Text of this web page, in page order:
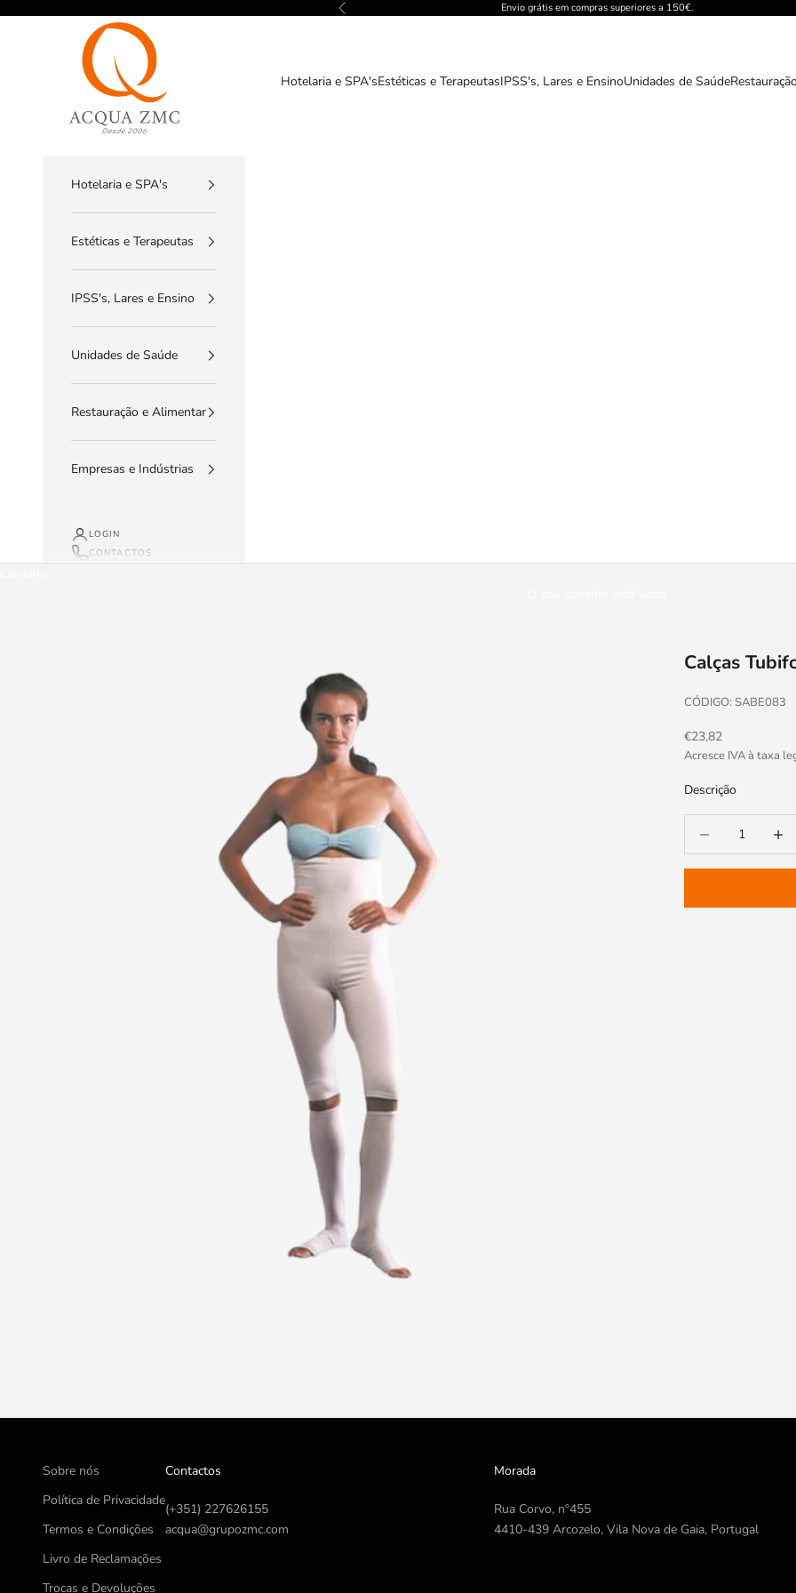
Anterior Envio grátis em compras superiores a 150€.
ACQUA ZMC
Hotelaria e SPA'sEstéticas e TerapeutasIPSS's, Lares e EnsinoUnidades de Saúde
Hotelaria e SPA's
Estéticas e Terapeutas
IPSS's, Lares e Ensino
Unidades de Saúde
Restauração e Alimentar
Empresas e Indústrias
LOGIN
CONTACTOS
Calças
CÓDIGO: SABE083
Preço promocional
€23,82
Acresce IVA à taxa
Descrição
Sobre nós
Política de Privacidade
Termos e Condições
Livro de Reclamações
Trocas e Devoluções
Contactos
(+351) 227626155
acqua@grupozmc.com
Morada
Rua Corvo, nº455
4410-439 Arcozelo, Vila Nova de Gaia, Portugal